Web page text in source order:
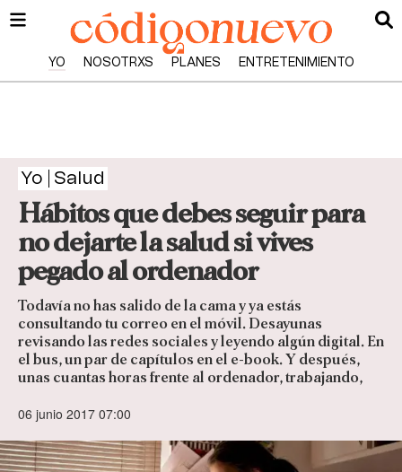
YO NOSOTRXS PLANES ENTRETENIMIENTO
Yo Salud
Hábitos que debes seguir para
no dejarte la salud si vives
pegado al ordenador
Todavía no has salido de la cama y ya estás
consultando tu correo en el móvil. Desayunas
revisando las redes sociales y leyendo algún digital. En
el bus, un par de capítulos en el e-book. Y después,
unas cuantas horas frente al ordenador, trabajando,
06 junio 2017 07:00